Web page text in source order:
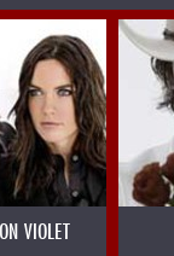
VIOLET